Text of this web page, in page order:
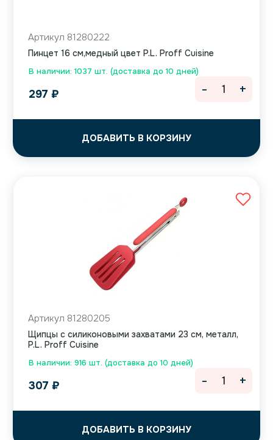
В наличии: 1037 шт. (доставка до 10 дней)
Артикул 81280222
Пинцет 16 см,медный цвет P.L. Proff Cuisine
297 ₽
ДОБАВИТЬ В КОРЗИНУ
- +
В наличии: 916 шт. (доставка до 10 дней)
Артикул 81280205
Щипцы с силиконовыми захватами 23 см, металл,
P.L. Proff Cuisine
307 ₽
ДОБАВИТЬ В КОРЗИНУ
- +